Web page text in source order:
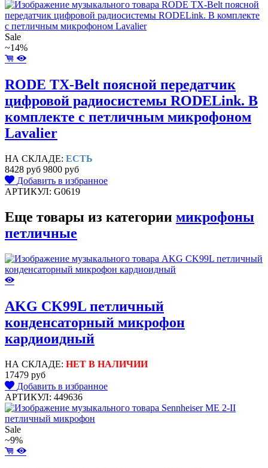
Sale
~14%
RODE TX-Belt поясной передатчик
цифровой радиосистемы RODELink. В
комплекте с петличным микрофоном
Lavalier
НА СКЛАДЕ: ЕСТЬ
8428 руб 9800 руб
Добавить в избранное
АРТИКУЛ: G0619
Еще товары из категории микрофоны
петличные
AKG CK99L петличный
конденсаторный микрофон
кардиоидный
НА СКЛАДЕ: НЕТ В НАЛИЧИИ
17479 руб
Добавить в избранное
АРТИКУЛ: 449636
Sale
~9%